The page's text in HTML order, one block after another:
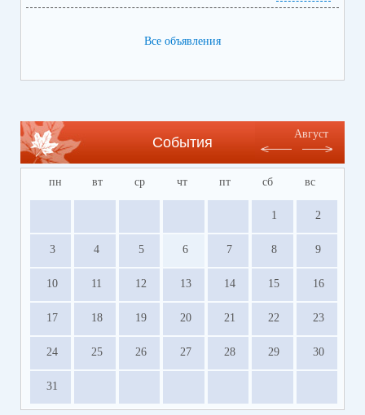
содействия развитию сферы отдыха и
https://centrleto.ru
Все объявления
События
Август
пн вт ср чт пт сб вс
1 2
3 4 5 6 7 8 9
10 11 12 13 14 15 16
17 18 19 20 21 22 23
24 25 26 27 28 29 30
31